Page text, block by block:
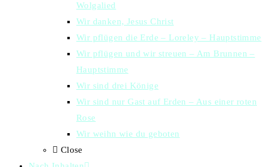
Wolgalied
Wir danken, Jesus Christ
Wir pflügen die Erde – Loreley – Hauptstimme
Wir pflügen und wir streuen – Am Brunnen –
Hauptstimme
Wir sind drei Könige
Wir sind nur Gast auf Erden – Aus einer roten
Rose
Wir weihn wie du geboten
Close